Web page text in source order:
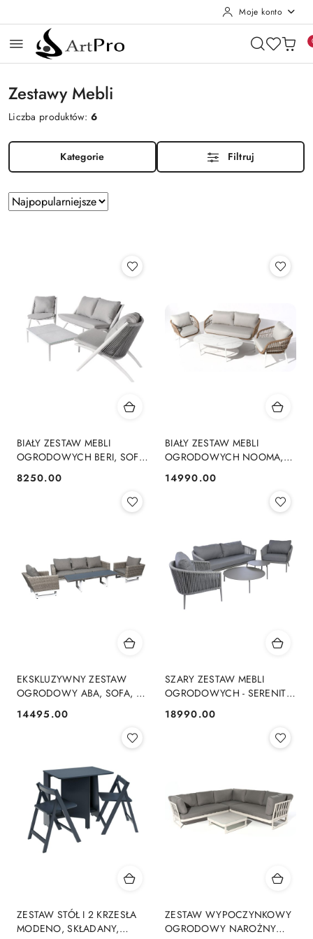
Moje konto
Zestawy Mebli
Liczba produktów:6
Kategorie Filtruj
Zastosowano
sortowanie:
Sortuj
według
BIAŁY ZESTAW MEBLI
OGRODOWYCH BERI, SOFA,
FOTELE, STOLIK, NA TARAS,
KOMPLET
Cena:
8250.00
BIAŁY ZESTAW MEBLI
OGRODOWYCH NOOMA,
SOFA, FOTELE, STOLIK,
EKSKLUZYWNY KOMPLET
Cena:
14990.00
EKSKLUZYWNY ZESTAW
OGRODOWY ABA, SOFA, 2
TECHNORATTAN, NA TARAS
Cena:
14495.00
SZARY ZESTAW MEBLI
OGRODOWYCH - SERENITY,
EKSKLUZYWNY, TKANINA
Cena:
18990.00
ZESTAW STÓŁ I 2 KRZESŁA
MODENO, SKŁADANY,
ZESTAW WYPOCZYNKOWY
OGRODOWY NAROŻNY